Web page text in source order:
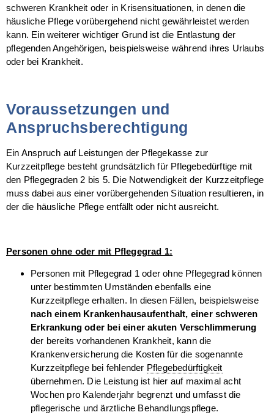
schweren Krankheit oder in Krisensituationen, in denen die
häusliche Pflege vorübergehend nicht gewährleistet werden
kann. Ein weiterer wichtiger Grund ist die Entlastung der
pflegenden Angehörigen, beispielsweise während ihres Urlaubs
oder bei Krankheit.
Voraussetzungen und
Anspruchsberechtigung
Ein Anspruch auf Leistungen der Pflegekasse zur
Kurzzeitpflege besteht grundsätzlich für Pflegebedürftige mit
den Pflegegraden 2 bis 5. Die Notwendigkeit der Kurzzeitpflege
muss dabei aus einer vorübergehenden Situation resultieren, in
der die häusliche Pflege entfällt oder nicht ausreicht.
Personen ohne oder mit Pflegegrad 1:
Personen mit Pflegegrad 1 oder ohne Pflegegrad können
unter bestimmten Umständen ebenfalls eine
Kurzzeitpflege erhalten. In diesen Fällen, beispielsweise
nach einem Krankenhausaufenthalt, einer schweren
Erkrankung oder bei einer akuten Verschlimmerung
der bereits vorhandenen Krankheit, kann die
Krankenversicherung die Kosten für die sogenannte
Kurzzeitpflege bei fehlender Pflegebedürftigkeit
übernehmen. Die Leistung ist hier auf maximal acht
Wochen pro Kalenderjahr begrenzt und umfasst die
pflegerische und ärztliche Behandlungspflege.